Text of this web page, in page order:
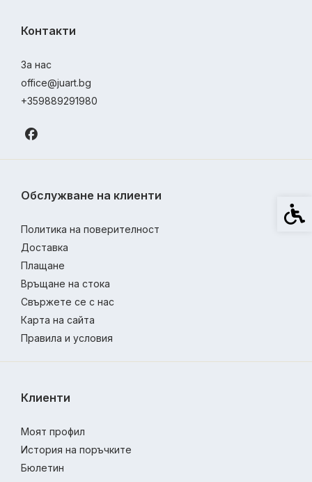
Контакти
За нас
office@juart.bg
+359889291980
Обслужване на клиенти
Политика на поверителност
Доставка
Плащане
Връщане на стока
Свържете се с нас
Карта на сайта
Правила и условия
Клиенти
Моят профил
История на поръчките
Бюлетин